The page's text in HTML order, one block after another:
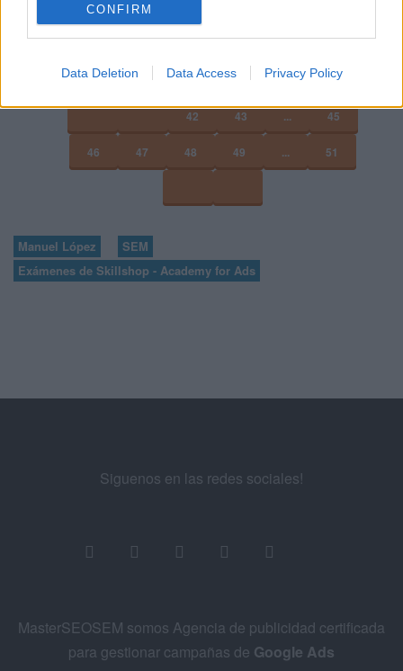
CONFIRM
Data Deletion Data Access Privacy Policy
VOLVER A 100 PREGUNTAS Y RESPUESTAS DE LA
EVALUACIÓN DE PUBLICIDAD PARA MÓVILES
42 43 ... 45
46 47 48 49 ... 51
Manuel López
SEM
Exámenes de Skillshop - Academy for Ads
Siguenos en las redes sociales!
MasterSEOSEM somos Agencia de publicidad certificada
para gestionar campañas de Google Ads